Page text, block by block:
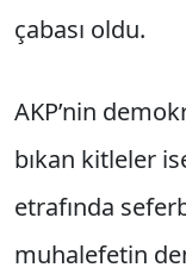
çabası oldu.
AKP’nin
bıkan kitleler
etrafında
muhalefetin